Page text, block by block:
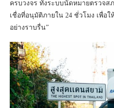
ครบวงจร ทั้งระบบนัดหมายตรวจ
เชื่อที่อนุมัติภายใน 24 ชั่วโมง เพื่อใ
อย่างราบรื่น”